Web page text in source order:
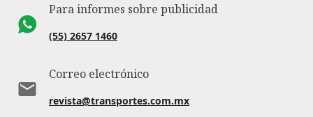
Para informes sobre publicidad
(55) 2657 1460
Correo electrónico
revista@transportes.com.mx